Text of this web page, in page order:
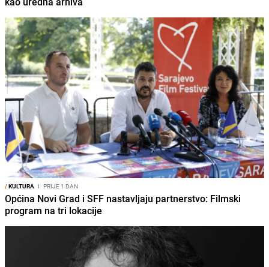
/KULTURA I PRIJE 1 DAN
Općina Novi Grad i SFF nastavljaju partnerstvo: Filmski
program na tri lokacije